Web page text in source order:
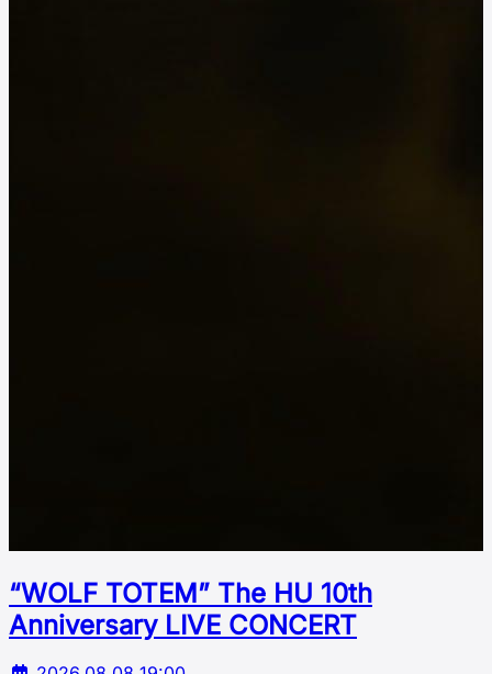
“WOLF TOTEM” The HU 10th
Аnniversary LIVE CONCERT